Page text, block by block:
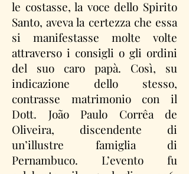
le costasse, la voce dello Spirito
Santo, aveva la certezza che essa
si manifestasse molte volte
attraverso i consigli o gli ordini
del suo caro papà. Così, su
indicazione dello stesso,
contrasse matrimonio con il
Dott. João Paulo Corrêa de
Oliveira, discendente di
un’illustre famiglia di
Pernambuco. L’evento fu